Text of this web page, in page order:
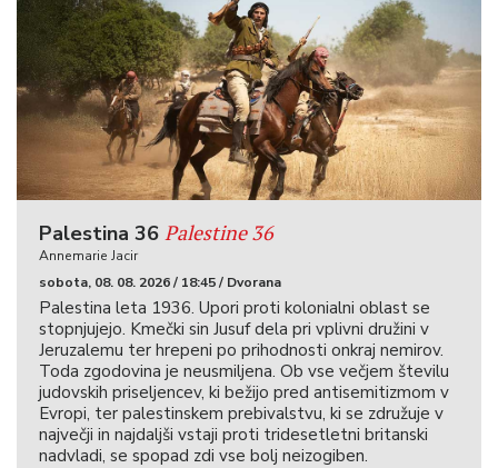
Palestina 36 Palestine 36
Annemarie Jacir
sobota, 08. 08. 2026 / 18:45 / Dvorana
Palestina leta 1936. Upori proti kolonialni oblast se
stopnjujejo. Kmečki sin Jusuf dela pri vplivni družini v
Jeruzalemu ter hrepeni po prihodnosti onkraj nemirov.
Toda zgodovina je neusmiljena. Ob vse večjem številu
judovskih priseljencev, ki bežijo pred antisemitizmom v
Evropi, ter palestinskem prebivalstvu, ki se združuje v
največji in najdaljši vstaji proti tridesetletni britanski
nadvladi, se spopad zdi vse bolj neizogiben.